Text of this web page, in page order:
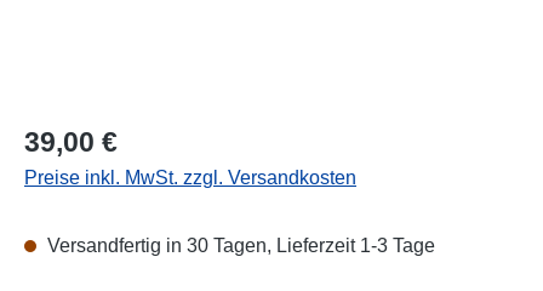
Regulärer Preis:
39,00 €
Preise inkl. MwSt. zzgl. Versandkosten
Versandfertig in 30 Tagen, Lieferzeit 1-3 Tage